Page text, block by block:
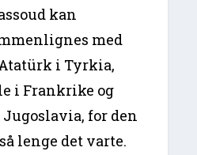
kan
med
i Tyrkia,
i Frankrike og
for den
lenge det varte.